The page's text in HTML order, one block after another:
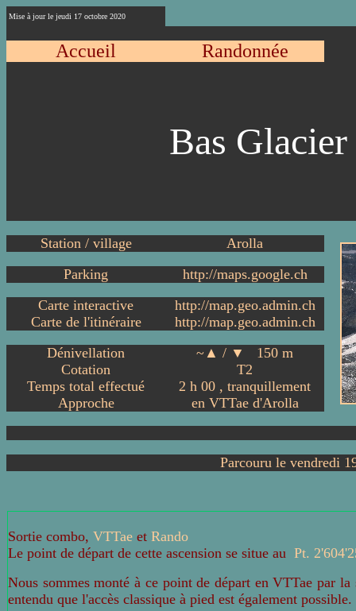
Mise à jour le jeudi 17 octobre 2020
Accueil Randonnée
Bas
Station / village
Arolla
Parking
http://maps.google.ch
Carte interactive
http://map.geo.admin.ch
Carte de l'itinéraire
http://map.geo.admin.ch
Dénivellation
~▲ / ▼ 150 m
Cotation
T2
Temps total effectué
2 h 00 , tranquillement
Approche
en VTTae d'Arolla
Parcouru le vendredi
Sortie combo, VTTae et Rando
Le point de départ de cette ascension se situe au Pt.
Nous sommes monté à ce point de départ en VTTae par
entendu que l'accès classique à pied est également possible.